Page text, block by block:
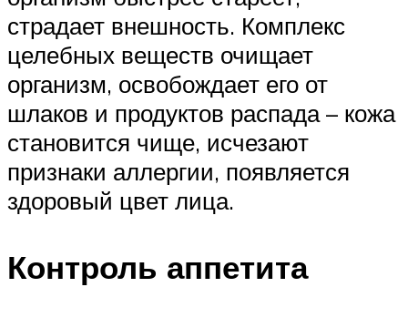
страдает внешность. Комплекс
целебных веществ очищает
организм, освобождает его от
шлаков и продуктов распада – кожа
становится чище, исчезают
признаки аллергии, появляется
здоровый цвет лица.
Контроль аппетита